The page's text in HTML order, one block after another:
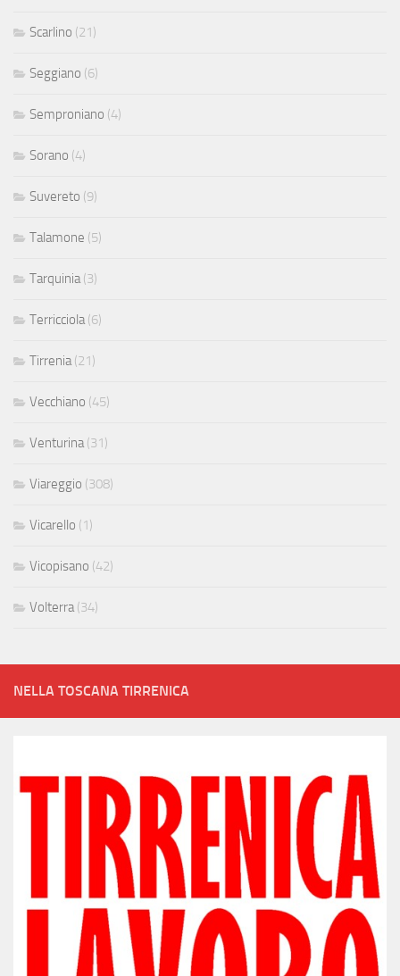
Scarlino (21)
Seggiano (6)
Semproniano (4)
Sorano (4)
Suvereto (9)
Talamone (5)
Tarquinia (3)
Terricciola (6)
Tirrenia (21)
Vecchiano (45)
Venturina (31)
Viareggio (308)
Vicarello (1)
Vicopisano (42)
Volterra (34)
NELLA TOSCANA TIRRENICA